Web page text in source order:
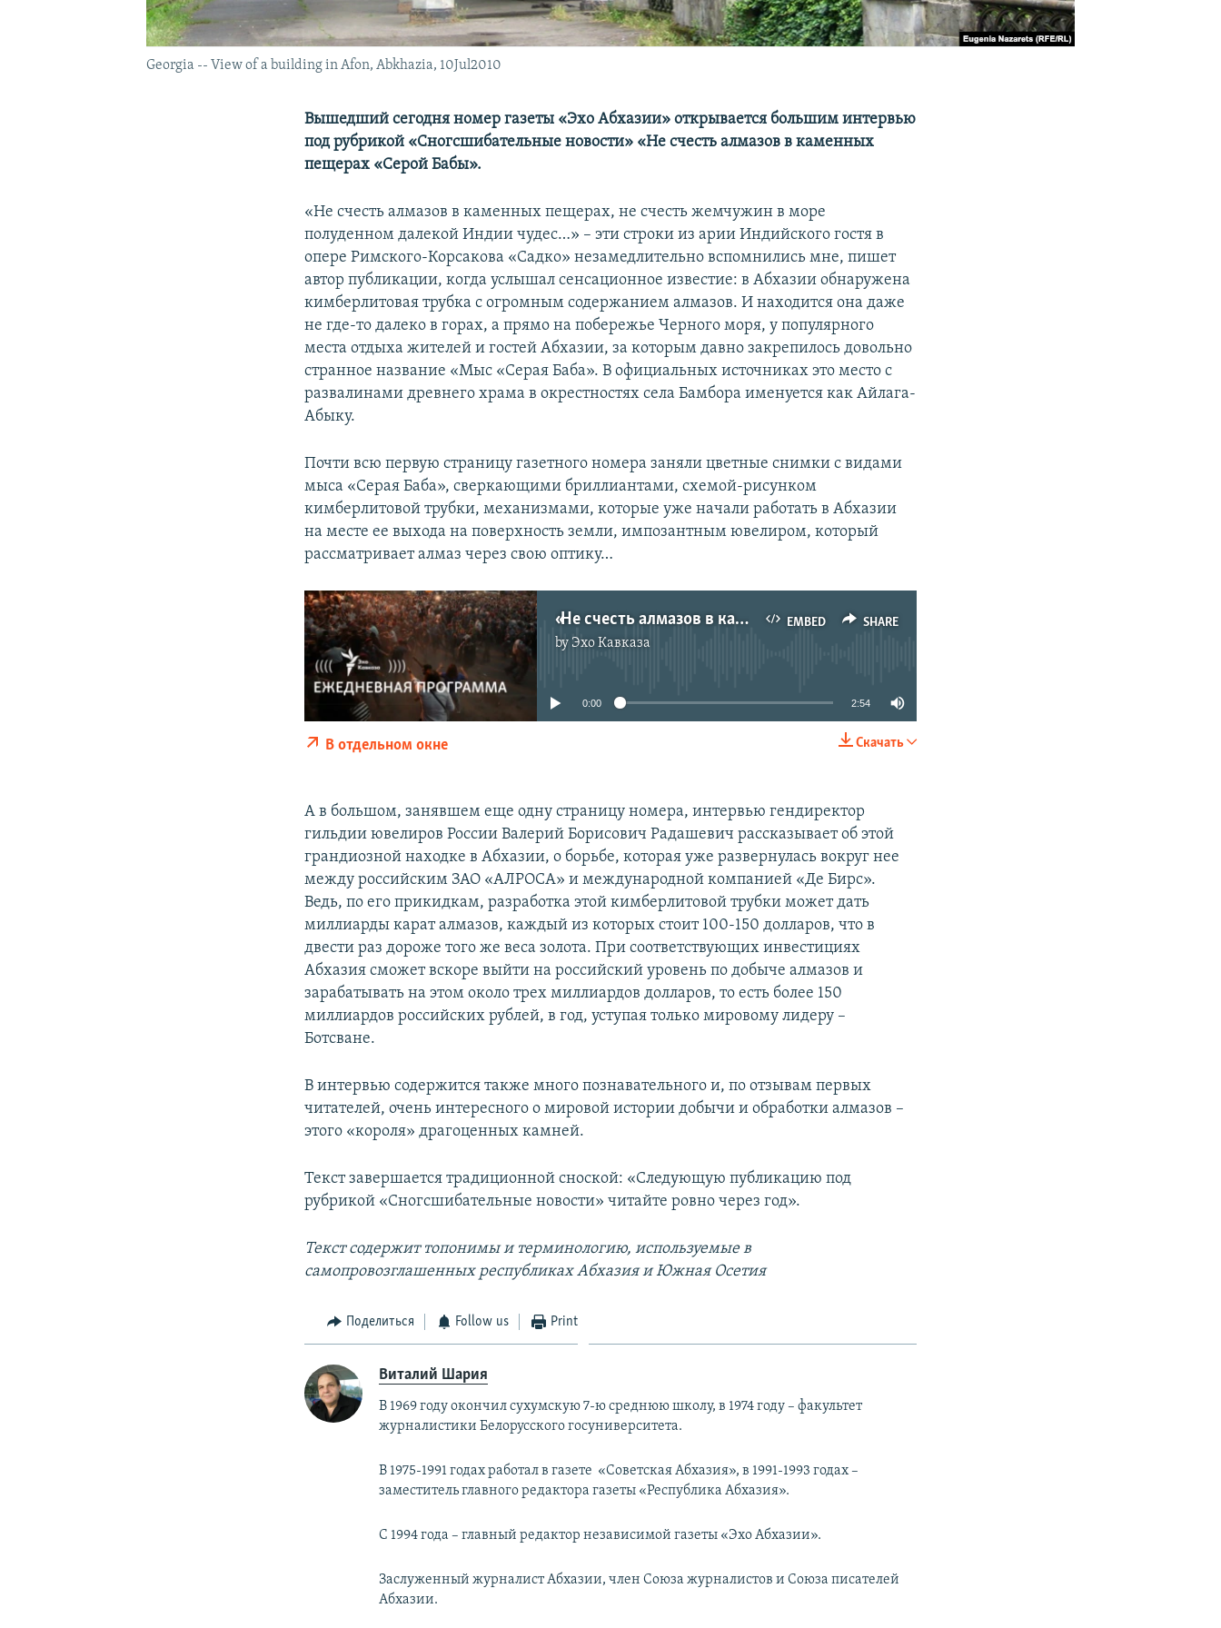
Georgia -- View of a building in Afon, Abkhazia, 10Jul2010
Вышедший сегодня номер газеты «Эхо Абхазии» открывается большим интервью
под рубрикой «Сногсшибательные новости» «Не счесть алмазов в каменных
пещерах «Серой Бабы».
«Не счесть алмазов в каменных пещерах, не счесть жемчужин в море
полуденном далекой Индии чудес…» – эти строки из арии Индийского гостя в
опере Римского-Корсакова «Садко» незамедлительно вспомнились мне, пишет
автор публикации, когда услышал сенсационное известие: в Абхазии обнаружена
кимберлитовая трубка с огромным содержанием алмазов. И находится она даже
не где-то далеко в горах, а прямо на побережье Черного моря, у популярного
места отдыха жителей и гостей Абхазии, за которым давно закрепилось довольно
странное название «Мыс «Серая Баба». В официальных источниках это место с
развалинами древнего храма в окрестностях села Бамбора именуется как Айлага-
Абыку.
Почти всю первую страницу газетного номера заняли цветные снимки с видами
мыса «Серая Баба», сверкающими бриллиантами, схемой-рисунком
кимберлитовой трубки, механизмами, которые уже начали работать в Абхазии
на месте ее выхода на поверхность земли, импозантным ювелиром, который
рассматривает алмаз через свою оптику…
EMBED SHARE
«Не счесть алмазов в каменных пещерах…»
by Эхо Кавказа
No media source currently available
0:00 2:54
Скачать
В отдельном окне
А в большом, занявшем еще одну страницу номера, интервью гендиректор
гильдии ювелиров России Валерий Борисович Радашевич рассказывает об этой
грандиозной находке в Абхазии, о борьбе, которая уже развернулась вокруг нее
между российским ЗАО «АЛРОСА» и международной компанией «Де Бирс».
Ведь, по его прикидкам, разработка этой кимберлитовой трубки может дать
миллиарды карат алмазов, каждый из которых стоит 100-150 долларов, что в
двести раз дороже того же веса золота. При соответствующих инвестициях
Абхазия сможет вскоре выйти на российский уровень по добыче алмазов и
зарабатывать на этом около трех миллиардов долларов, то есть более 150
миллиардов российских рублей, в год, уступая только мировому лидеру –
Ботсване.
В интервью содержится также много познавательного и, по отзывам первых
читателей, очень интересного о мировой истории добычи и обработки алмазов –
этого «короля» драгоценных камней.
Текст завершается традиционной сноской: «Следующую публикацию под
рубрикой «Сногсшибательные новости» читайте ровно через год».
Текст содержит топонимы и терминологию, используемые в
самопровозглашенных республиках Абхазия и Южная Осетия
Поделиться Follow us Print
Виталий Шария
В 1969 году окончил сухумскую 7-ю среднюю школу, в 1974 году – факультет
журналистики Белорусского госуниверситета.
В 1975-1991 годах работал в газете «Советская Абхазия», в 1991-1993 годах –
заместитель главного редактора газеты «Республика Абхазия».
С 1994 года – главный редактор независимой газеты «Эхо Абхазии».
Заслуженный журналист Абхазии, член Союза журналистов и Союза писателей
Абхазии.